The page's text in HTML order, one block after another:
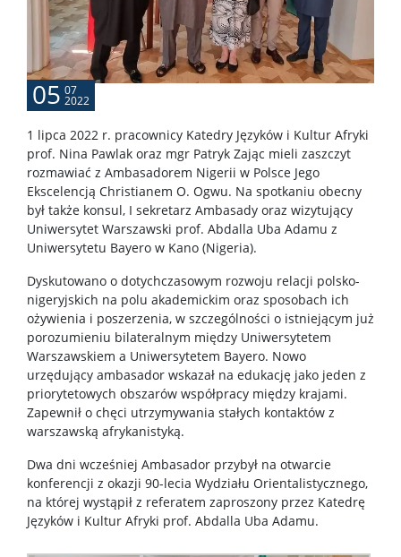
05 07
2022
1 lipca 2022 r. pracownicy Katedry Języków i Kultur Afryki
prof. Nina Pawlak oraz mgr Patryk Zając mieli zaszczyt
rozmawiać z Ambasadorem Nigerii w Polsce Jego
Ekscelencją Christianem O. Ogwu. Na spotkaniu obecny
był także konsul, I sekretarz Ambasady oraz wizytujący
Uniwersytet Warszawski prof. Abdalla Uba Adamu z
Uniwersytetu Bayero w Kano (Nigeria).
Dyskutowano o dotychczasowym rozwoju relacji polsko-
nigeryjskich na polu akademickim oraz sposobach ich
ożywienia i poszerzenia, w szczególności o istniejącym już
porozumieniu bilateralnym między Uniwersytetem
Warszawskiem a Uniwersytetem Bayero. Nowo
urzędujący ambasador wskazał na edukację jako jeden z
priorytetowych obszarów współpracy między krajami.
Zapewnił o chęci utrzymywania stałych kontaktów z
warszawską afrykanistyką.
Dwa dni wcześniej Ambasador przybył na otwarcie
konferencji z okazji 90-lecia Wydziału Orientalistycznego,
na której wystąpił z referatem zaproszony przez Katedrę
Języków i Kultur Afryki prof. Abdalla Uba Adamu.